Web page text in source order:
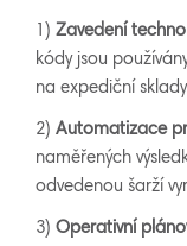
1) Zavedení
kódy jsou
na expediční
2) Automatizace pr
naměřených
odvedenou šarží
3) Operativní